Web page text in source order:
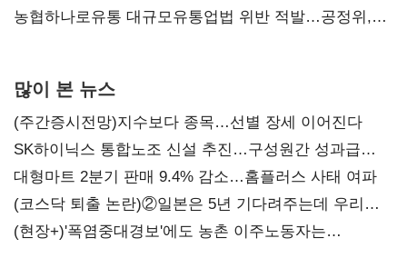
농협하나로유통 대규모유통업법 위반 적발…공정위,
많이 본 뉴스
(주간증시전망)지수보다 종목…선별 장세 이어진다
SK하이닉스 통합노조 신설 추진…구성원간 성과급
불만 확산
대형마트 2분기 판매 9.4% 감소…홈플러스 사태 여파
(코스닥 퇴출 논란)②일본은 5년 기다려주는데 우리는
당장 퇴출?…시간만으론 부족한 코스닥 구하기
(현장+)'폭염중대경보'에도 농촌 이주노동자는